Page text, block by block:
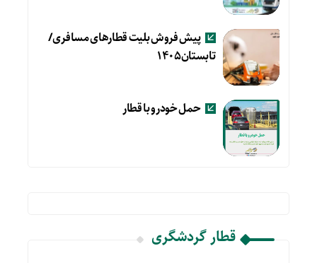
پیش فروش بلیت قطارهای مسافری/
تابستان۱۴۰۵
حمل خودرو با قطار
قطار گردشگری